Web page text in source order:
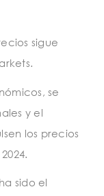
sigue
se
y el
los precios
sido el